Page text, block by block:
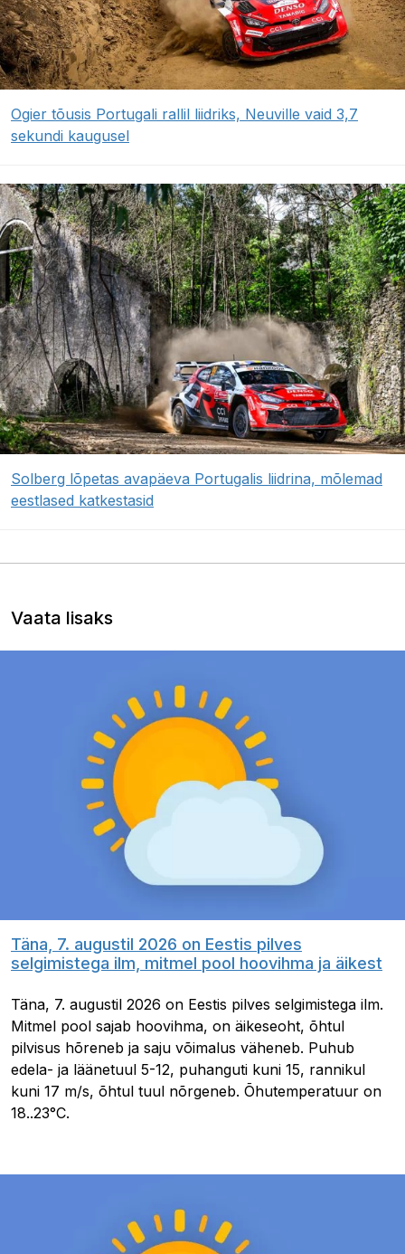
Ogier tõusis Portugali rallil liidriks, Neuville vaid 3,7
sekundi kaugusel
Solberg lõpetas avapäeva Portugalis liidrina, mõlemad
eestlased katkestasid
Vaata lisaks
Täna, 7. augustil 2026 on Eestis pilves
selgimistega ilm, mitmel pool hoovihma ja äikest
Täna, 7. augustil 2026 on Eestis pilves selgimistega ilm.
Mitmel pool sajab hoovihma, on äikeseoht, õhtul
pilvisus hõreneb ja saju võimalus väheneb. Puhub
edela- ja läänetuul 5-12, puhanguti kuni 15, rannikul
kuni 17 m/s, õhtul tuul nõrgeneb. Õhutemperatuur on
18..23°C.